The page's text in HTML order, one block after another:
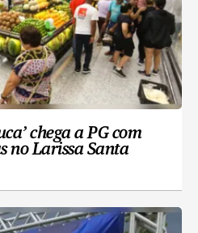
chega a PG com
no Larissa Santa